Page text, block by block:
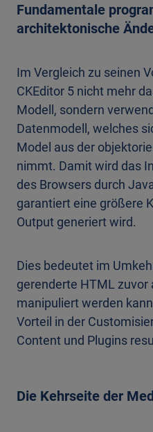
Fundamentale
architektonische
Im Vergleich zu seinen
CKEditor 5 nicht mehr
Modell, sondern
Datenmodell, welches
Model aus der
nimmt. Damit wird das
des Browsers durch
garantiert eine größere
Output generiert wird.
Dies bedeutet im
gerenderte HTML zuvor
manipuliert werden
Vorteil in der
Content und Plugins
Die Kehrseite der